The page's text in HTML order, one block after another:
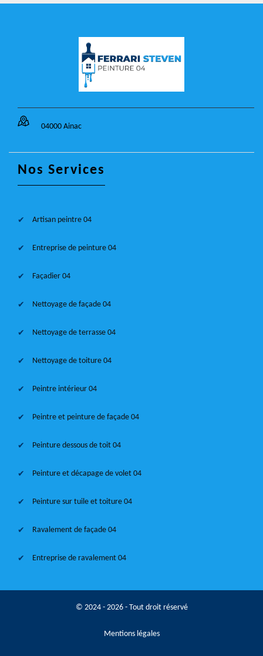
04000 Ainac
Nos Services
Artisan peintre 04
Entreprise de peinture 04
Façadier 04
Nettoyage de façade 04
Nettoyage de terrasse 04
Nettoyage de toiture 04
Peintre intérieur 04
Peintre et peinture de façade 04
Peinture dessous de toit 04
Peinture et décapage de volet 04
Peinture sur tuile et toiture 04
Ravalement de façade 04
Entreprise de ravalement 04
© 2024 - 2026 - Tout droit réservé
Mentions légales